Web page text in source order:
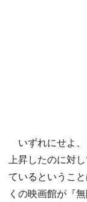
いずれにせよ
上昇したのに対
ているというこ
くの映画館が『